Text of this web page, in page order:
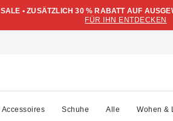
SALE • ZUSÄTZLICH 30 % RABATT AUF
FÜR IHN ENTDECKEN
Accessoires Schuhe Alle Wohen &